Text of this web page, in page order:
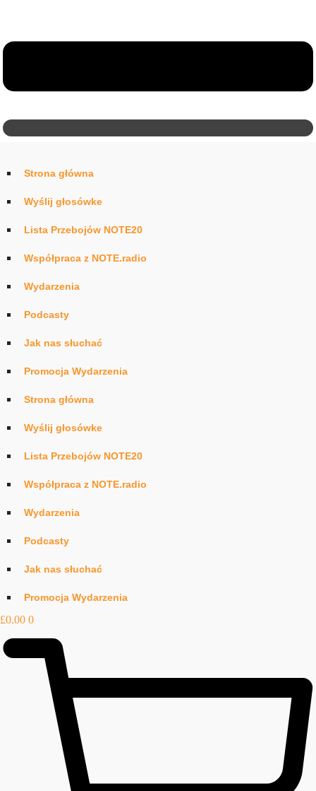
Strona główna
Wyślij głosówke
Lista Przebojów NOTE20
Współpraca z NOTE.radio
Wydarzenia
Podcasty
Jak nas słuchać
Promocja Wydarzenia
Strona główna
Wyślij głosówke
Lista Przebojów NOTE20
Współpraca z NOTE.radio
Wydarzenia
Podcasty
Jak nas słuchać
Promocja Wydarzenia
£0.00 0